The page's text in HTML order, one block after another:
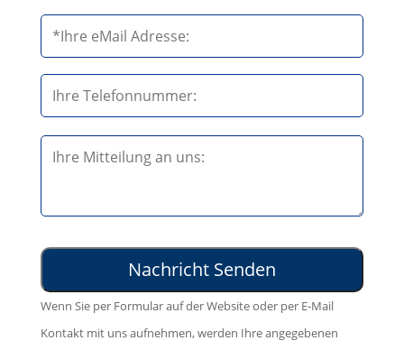
e
a
s
s
e
s
F
i
t
t
e
s
s
d
i
e
l
a
s
Wenn Sie per Formular auf der Website oder per E-Mail
Kontakt mit uns aufnehmen, werden Ihre angegebenen